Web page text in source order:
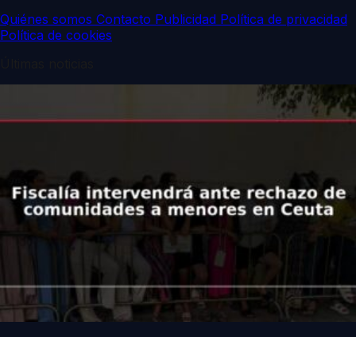
Quiénes somos Contacto Publicidad Política de privacidad
Política de cookies